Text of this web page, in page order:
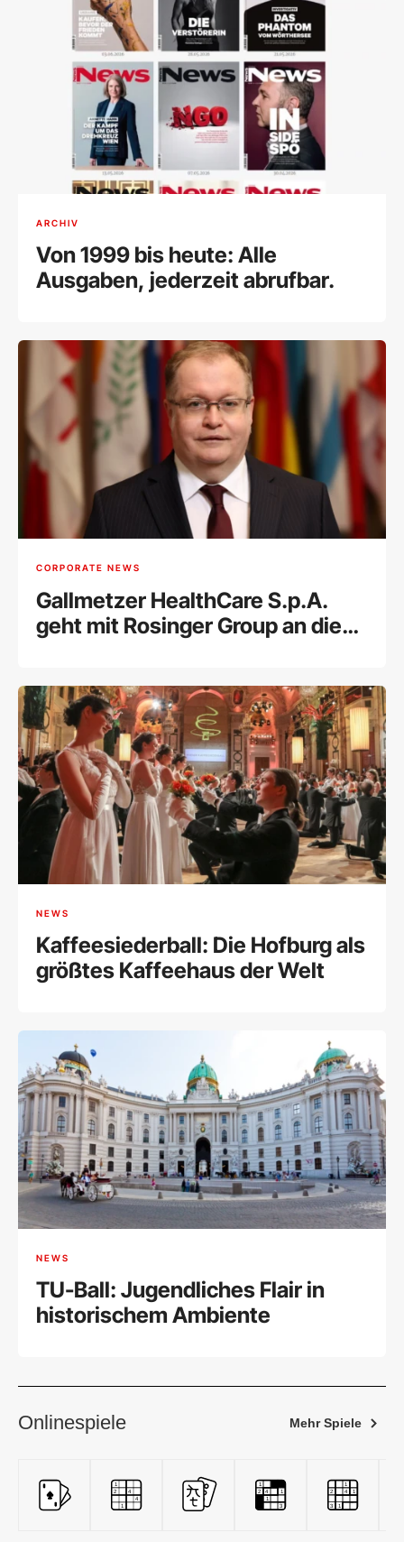
ARCHIV
Von 1999 bis heute: Alle
Ausgaben, jederzeit abrufbar.
CORPORATE NEWS
Gallmetzer HealthCare S.p.A.
geht mit Rosinger Group an die
NEWS
Kaffeesiederball: Die Hofburg als
größtes Kaffeehaus der Welt
NEWS
TU-Ball: Jugendliches Flair in
historischem Ambiente
Onlinespiele Mehr Spiele